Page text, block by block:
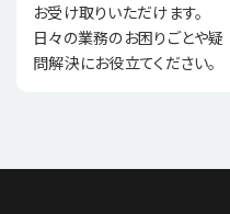
お受け取りいただけます。
日々の業務のお困りごとや疑
問解決にお役立てください。